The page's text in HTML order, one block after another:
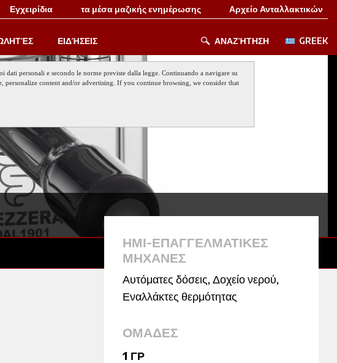
Αρχείο Ανταλλακτικών
τα μέσα μαζικής ενημέρωσης
Εγχειρίδια
ΕΙΔΉΣΕΙΣ ΑΝΑΖΉΤΗΣΗ GREEK
personali e secondo le norme previste dalla legge. Continuando a navigare su
personalize content and/or advertising. If you continue browsing, we consider that
ΗΜΙ-ΕΠΑΓΓΕΛΜΑΤΙΚΕΣ
ΜΗΧΑΝΕΣ
Αυτόματες δόσεις, Δοχείο νερού,
Εναλλάκτες θερμότητας
ΟΜΑΔΕΣ
1 ΓΡ